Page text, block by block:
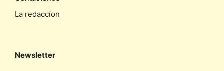
La redaccíon
Newsletter